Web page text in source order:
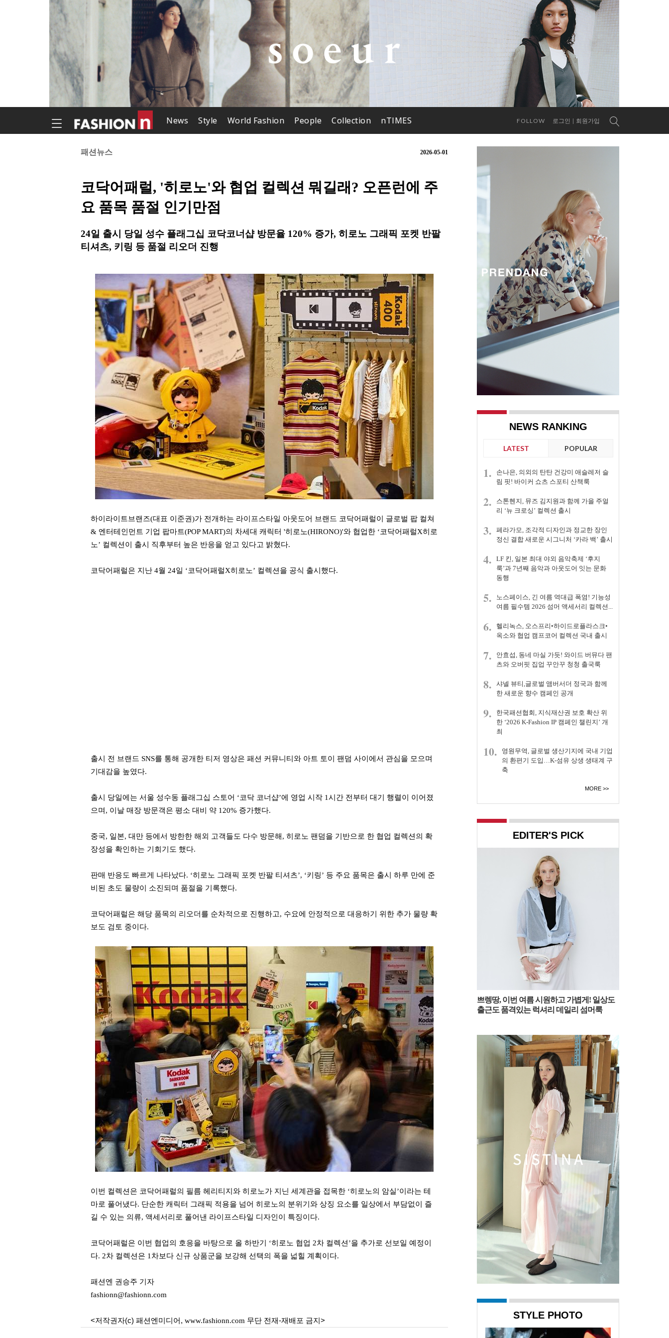
News Style World Fashion People Collection nTIMES FOLLOW 로그인 회원가입
패션뉴스 2026-05-01
코닥어패럴, '히로노'와 협업 컬렉션 뭐길래? 오픈런에 주
요 품목 품절 인기만점
24일 출시 당일 성수 플래그십 코닥코너샵 방문율 120% 증가, 히로노 그래픽 포켓 반팔
티셔츠, 키링 등 품절 리오더 진행
하이라이트브랜즈(대표 이준권)가 전개하는 라이프스타일 아웃도어 브랜드 코닥어패럴이 글로벌 팝 컬쳐
& 엔터테인먼트 기업 팝마트(POP MART)의 차세대 캐릭터 '히로노(HIRONO)'와 협업한 ‘코닥어패럴X히로
노’ 컬렉션이 출시 직후부터 높은 반응을 얻고 있다고 밝혔다.
코닥어패럴은 지난 4월 24일 ‘코닥어패럴X히로노’ 컬렉션을 공식 출시했다.
출시 전 브랜드 SNS를 통해 공개한 티저 영상은 패션 커뮤니티와 아트 토이 팬덤 사이에서 관심을 모으며
기대감을 높였다.
출시 당일에는 서울 성수동 플래그십 스토어 ‘코닥 코너샵’에 영업 시작 1시간 전부터 대기 행렬이 이어졌
으며, 이날 매장 방문객은 평소 대비 약 120% 증가했다.
중국, 일본, 대만 등에서 방한한 해외 고객들도 다수 방문해, 히로노 팬덤을 기반으로 한 협업 컬렉션의 확
장성을 확인하는 기회기도 했다.
판매 반응도 빠르게 나타났다. ‘히로노 그래픽 포켓 반팔 티셔츠’, ‘키링’ 등 주요 품목은 출시 하루 만에 준
비된 초도 물량이 소진되며 품절을 기록했다.
코닥어패럴은 해당 품목의 리오더를 순차적으로 진행하고, 수요에 안정적으로 대응하기 위한 추가 물량 확
보도 검토 중이다.
이번 컬렉션은 코닥어패럴의 필름 헤리티지와 히로노가 지닌 세계관을 접목한 ‘히로노의 암실’이라는 테
마로 풀어냈다. 단순한 캐릭터 그래픽 적용을 넘어 히로노의 분위기와 상징 요소를 일상에서 부담없이 즐
길 수 있는 의류, 액세서리로 풀어낸 라이프스타일 디자인이 특징이다.
코닥어패럴은 이번 협업의 호응을 바탕으로 올 하반기 ‘히로노 협업 2차 컬렉션’을 추가로 선보일 예정이
다. 2차 컬렉션은 1차보다 신규 상품군을 보강해 선택의 폭을 넓힐 계획이다.
패션엔 권승주 기자
fashionn@fashionn.com
<저작권자(c) 패션엔미디어, www.fashionn.com 무단 전재-재배포 금지>
NEWS RANKING
LATEST POPULAR
1.
손나은, 의외의 탄탄 건강미 애슬레저 슬
림 핏! 바이커 쇼츠 스포티 산책룩
2.
스톤헨지, 뮤즈 김지원과 함께 가을 주얼
리 ‘뉴 크로싱’ 컬렉션 출시
3.
페라가모, 조각적 디자인과 정교한 장인
정신 결합 새로운 시그니처 ‘카라 백’ 출시
4.
LF 킨, 일본 최대 야외 음악축제 ‘후지
룩’과 7년째 음악과 아웃도어 잇는 문화
동행
5.
노스페이스, 긴 여름 역대급 폭염! 기능성
여름 필수템 2026 섬머 액세서리 컬렉션...
6.
헬리녹스, 오스프리•하이드로플라스크•
옥소와 협업 캠프코어 컬렉션 국내 출시
7.
안효섭, 동네 마실 가듯! 와이드 버뮤다 팬
츠와 오버핏 집업 꾸안꾸 청청 출국룩
8.
샤넬 뷰티,글로벌 앰버서더 정국과 함께
한 새로운 향수 캠페인 공개
9.
한국패션협회, 지식재산권 보호 확산 위
한 ‘2026 K-Fashion IP 캠페인 챌린지’ 개
최
10.
영원무역, 글로벌 생산기지에 국내 기업
의 환편기 도입…K-섬유 상생 생태계 구
축
MORE
EDITER'S PICK
쁘렝땅, 이번 여름 시원하고 가볍게! 일상도
출근도 품격있는 럭셔리 데일리 섬머룩
STYLE PHOTO